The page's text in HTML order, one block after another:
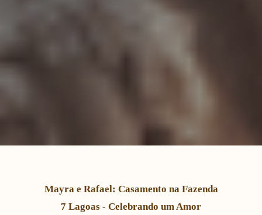
Mayra e Rafael: Casamento na Fazenda
7 Lagoas - Celebrando um Amor